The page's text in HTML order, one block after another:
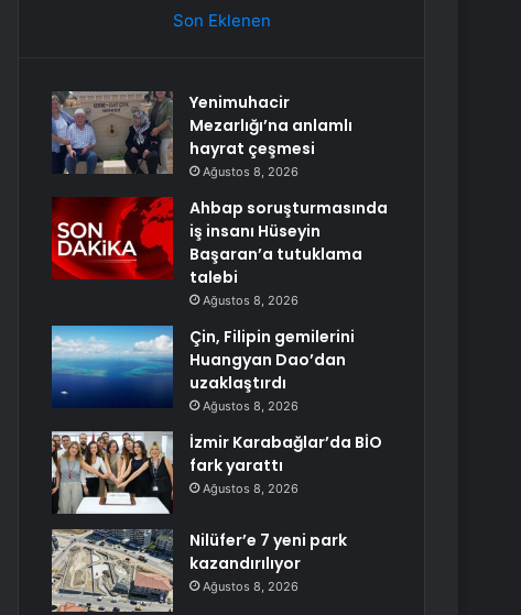
Son Eklenen
Yenimuhacir
Mezarlığı’na anlamlı
hayrat çeşmesi
Ağustos 8, 2026
Ahbap soruşturmasında
iş insanı Hüseyin
Başaran’a tutuklama
talebi
Ağustos 8, 2026
Çin, Filipin gemilerini
Huangyan Dao’dan
uzaklaştırdı
Ağustos 8, 2026
İzmir Karabağlar’da BİO
fark yarattı
Ağustos 8, 2026
Nilüfer’e 7 yeni park
kazandırılıyor
Ağustos 8, 2026